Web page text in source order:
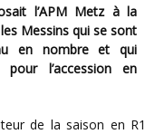
Messins qui se sont
en nombre et qui
l’accession en